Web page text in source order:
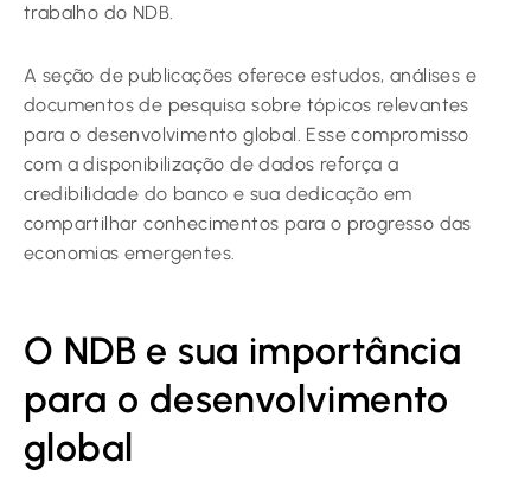
trabalho do NDB.
A seção de publicações oferece estudos, análises e
documentos de pesquisa sobre tópicos relevantes
para o desenvolvimento global. Esse compromisso
com a disponibilização de dados reforça a
credibilidade do banco e sua dedicação em
compartilhar conhecimentos para o progresso das
economias emergentes.
O NDB e sua importância
para o desenvolvimento
global